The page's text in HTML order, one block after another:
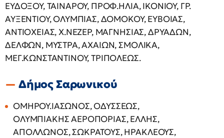
ΕΥΔΟΞΟΥ, ΤΑΙΝΑΡΟΥ, ΠΡΟΦ.ΗΛΙΑ, ΙΚΟΝΙΟΥ, ΓΡ.
ΑΥΞΕΝΤΙΟΥ, ΟΛΥΜΠΙΑΣ, ΔΟΜΟΚΟΥ, ΕΥΒΟΙΑΣ,
ΑΝΤΙΟΧΕΙΑΣ, Χ.ΝΕΖΕΡ, ΜΑΓΝΗΣΙΑΣ, ΔΡΥΑΔΩΝ,
ΔΕΛΦΩΝ, ΜΥΣΤΡΑ, ΑΧΑΙΩΝ, ΣΜΟΛΙΚΑ,
ΜΕΓ.ΚΩΝΣΤΑΝΤΙΝΟΥ, ΤΡΙΠΟΛΕΩΣ.
Δήμος Σαρωνικού
ΟΜΗΡΟΥ.ΙΑΣΩΝΟΣ, ΟΔΥΣΣΕΩΣ,
ΟΛΥΜΠΙΑΚΗΣ ΑΕΡΟΠΟΡΙΑΣ, ΕΛΛΗΣ,
ΑΠΟΛΛΩΝΟΣ, ΣΩΚΡΑΤΟΥΣ, ΗΡΑΚΛΕΟΥΣ,